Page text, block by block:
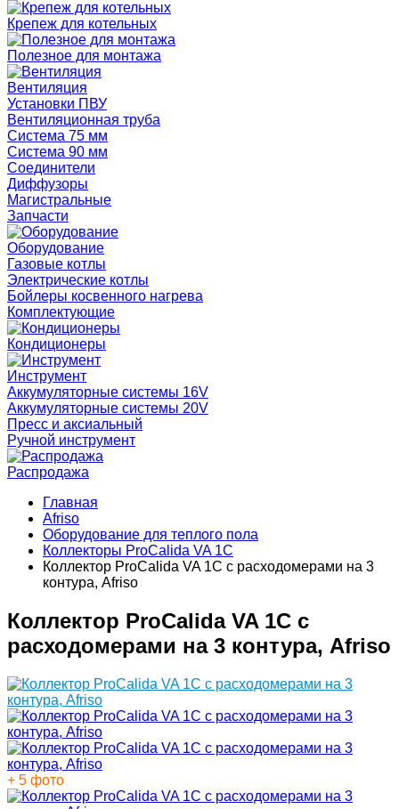
Крепеж для котельных
Полезное для монтажа
Вентиляция
Установки ПВУ
Вентиляционная труба
Система 75 мм
Система 90 мм
Соединители
Диффузоры
Магистральные
Запчасти
Оборудование
Газовые котлы
Электрические котлы
Бойлеры косвенного нагрева
Комплектующие
Кондиционеры
Инструмент
Аккумуляторные системы 16V
Аккумуляторные системы 20V
Пресс и аксиальный
Ручной инструмент
Распродажа
Главная
Afriso
Оборудование для теплого пола
Коллекторы ProCalida VA 1C
Коллектор ProCalida VA 1C с расходомерами на 3
контура, Afriso
Коллектор ProCalida VA 1C с
расходомерами на 3 контура, Afriso
+ 5 фото